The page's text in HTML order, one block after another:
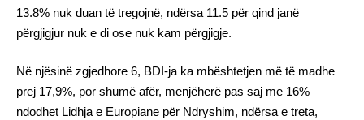
13.8% nuk duan të tregojnë, ndërsa 11.5 për qind janë
përgjigjur nuk e di ose nuk kam përgjigje.
Në njësinë zgjedhore 6, BDI-ja ka mbështetjen më të madhe
prej 17,9%, por shumë afër, menjëherë pas saj me 16%
ndodhet Lidhja e Europiane për Ndryshim, ndërsa e treta,